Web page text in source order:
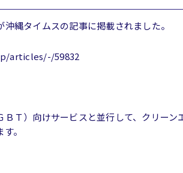
縄タイムスの記事に掲載されました。
articles/-/59832
Ｔ）向けサービスと並行して、クリー
。